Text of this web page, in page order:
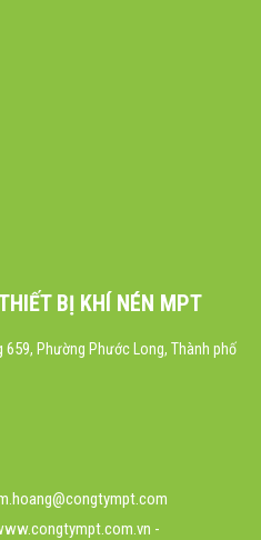
BỊ KHÍ NÉN MPT
659, Phường Phước Long, Thành phố
-